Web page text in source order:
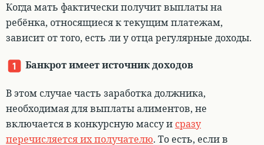
Когда мать фактически получит выплаты на
ребёнка, относящиеся к текущим платежам,
зависит от того, есть ли у отца регулярные доходы.
Банкрот имеет источник доходов
В этом случае часть заработка должника,
необходимая для выплаты алиментов, не
включается в конкурсную массу и сразу
перечисляется их получателю. То есть, если в